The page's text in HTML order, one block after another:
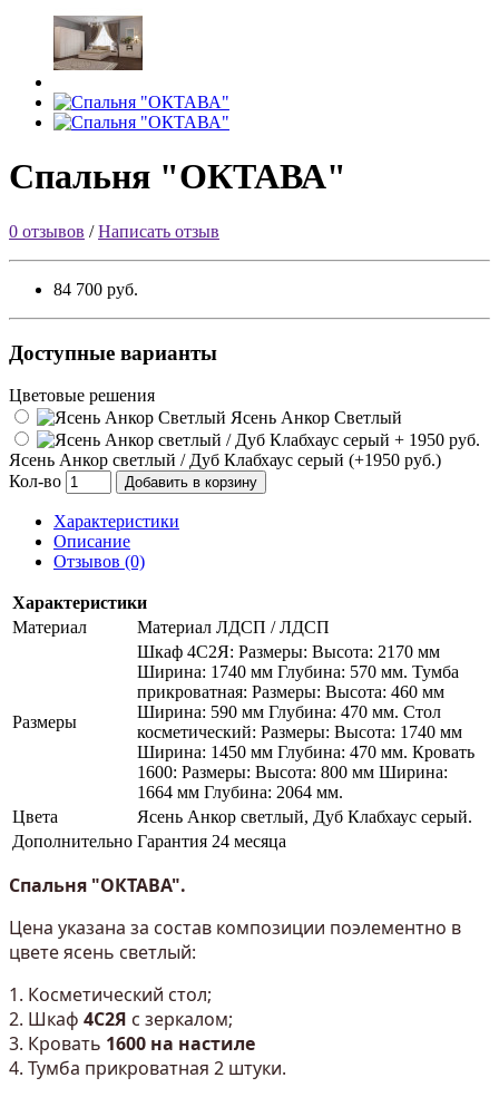
Спальня "ОКТАВА"
0 отзывов /Написать отзыв
84 700 руб.
Доступные варианты
Цветовые решения
Ясень Анкор Светлый
Ясень Анкор светлый / Дуб Клабхаус серый (+1950 руб.)
Кол-во
Добавить в корзину
Характеристики
Описание
Отзывов (0)
Характеристики
Материал
Материал ЛДСП / ЛДСП
Размеры
Шкаф 4С2Я: Размеры: Высота: 2170 мм
Ширина: 1740 мм Глубина: 570 мм. Тумба
прикроватная: Размеры: Высота: 460 мм
Ширина: 590 мм Глубина: 470 мм. Стол
косметический: Размеры: Высота: 1740 мм
Ширина: 1450 мм Глубина: 470 мм. Кровать
1600: Размеры: Высота: 800 мм Ширина:
1664 мм Глубина: 2064 мм.
Цвета
Ясень Анкор светлый, Дуб Клабхаус серый.
Дополнительно Гарантия 24 месяца
Спальня "ОКТАВА".
Цена указана за состав композиции поэлементно в
цвете ясень светлый:
Косметический стол;
Шкаф 4С2Я с зеркалом;
Кровать 1600 на настиле
Тумба прикроватная 2 штуки.